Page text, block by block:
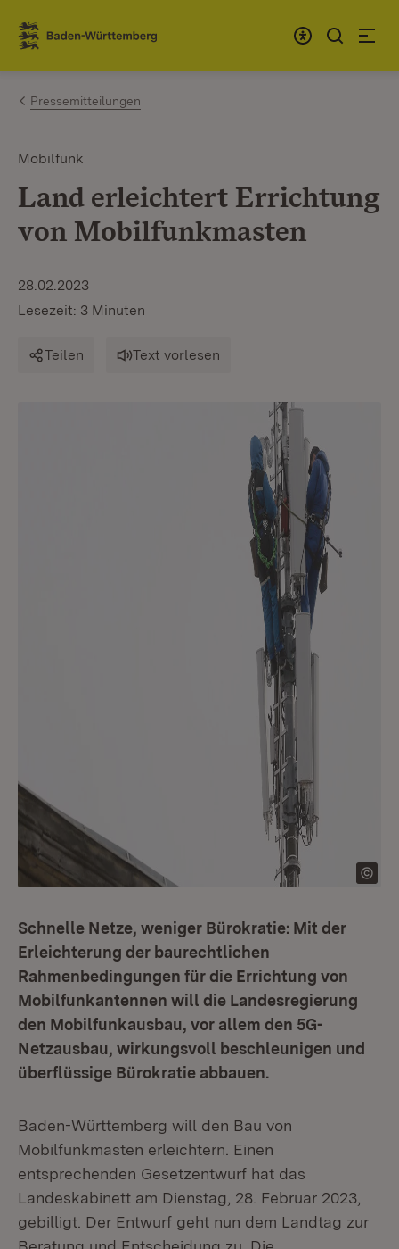
Zum Inhalt springen
Link zur Startseite
Pressemitteilungen
Mobilfunk
Land erleichtert Errichtung
von Mobilfunkmasten
28.02.2023
Lesezeit: 3 Minuten
Teilen Text vorlesen
Schnelle Netze, weniger Bürokratie: Mit der
Erleichterung der baurechtlichen
Rahmenbedingungen für die Errichtung von
Mobilfunkantennen will die Landesregierung
den Mobilfunkausbau, vor allem den 5G-
Netzausbau, wirkungsvoll beschleunigen und
überflüssige Bürokratie abbauen.
Baden-Württemberg will den Bau von
Mobilfunkmasten erleichtern. Einen
entsprechenden Gesetzentwurf hat das
Landeskabinett am Dienstag, 28. Februar 2023,
gebilligt. Der Entwurf geht nun dem Landtag zur